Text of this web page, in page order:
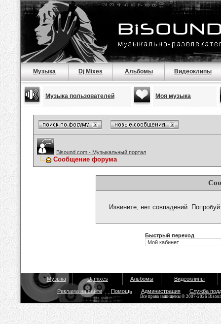
Музыка Dj Mixes Альбомы Видеоклипы
Музыка пользователей Моя музыка
Bisound.com - Музыкальный портал
Сообщение форума
Извините, нет совпадений.
Быстрый переход
Музыка Dj mixes Альбомы Видеоклипы
Реклама на сайте Помощь Администрация Служба
Все права защищены © 2007-2026